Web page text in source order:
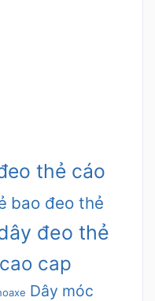
thẻ cáo
bao đeo thẻ
đeo thẻ
cap
Dây móc